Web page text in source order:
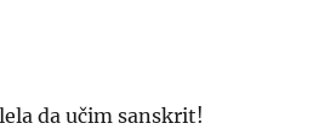
da učim sanskrit!